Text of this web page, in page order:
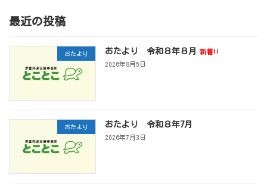
最近の投稿
おたより おたより 令和８年８月
新着!!
2026年8月5日
おたより おたより 令和８年7月
2026年7月3日